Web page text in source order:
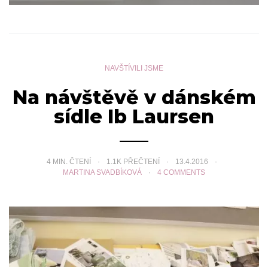
NAVŠTÍVILI JSME
Na návštěvě v dánském
sídle Ib Laursen
4 MIN. ČTENÍ 1.1K PŘEČTENÍ
13.4.2016
MARTINA SVADBÍKOVÁ
4 COMMENTS